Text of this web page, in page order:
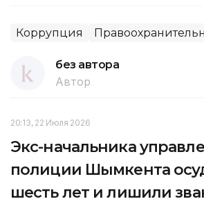
Коррупция
без автора
Автор
20:13, 22 Июля 2026
Экс-начальника
полиции Шымкента
шесть лет и лишили